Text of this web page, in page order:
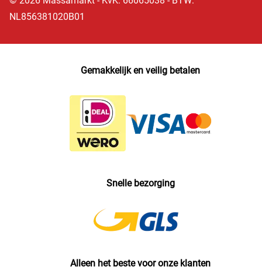
NL856381020B01
Gemakkelijk en veilig betalen
Snelle bezorging
Alleen het beste voor onze klanten